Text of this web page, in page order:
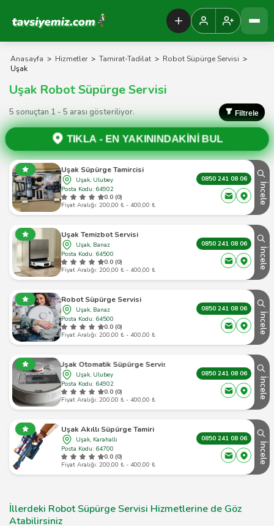
Tavsiyemiz Anasayfa
Anasayfa > Hizmetler > Tamirat-Tadilat > Robot Süpürge Servisi >
Uşak
Uşak Robot Süpürge Servisi
5 sonuçtan 1 - 5 arası gösteriliyor. Filtrele
TIKLA - EN YAKININDAKİNİ BUL
Uşak Süpürge Tamircisi
Uşak, Ulubey
Posta Kodu: 64902
0.0 (0)
Fiyat Aralığı: 200,00 ₺ - 400,00 ₺
0850 241 08 06
İncele
Uşak Temizbot Servisi
Uşak, Banaz
Posta Kodu: 64500
0.0 (0)
Fiyat Aralığı: 200,00 ₺ - 400,00 ₺
0850 241 08 06
İncele
Robot Süpürge Servisi
Uşak, Banaz
Posta Kodu: 64500
0.0 (0)
Fiyat Aralığı: 200,00 ₺ - 400,00 ₺
0850 241 08 06
İncele
Uşak Otomatik Süpürge Servisi
Uşak, Ulubey
Posta Kodu: 64902
0.0 (0)
Fiyat Aralığı: 200,00 ₺ - 400,00 ₺
0850 241 08 06
İncele
Uşak Akıllı Süpürge Tamiri
Uşak, Karahallı
Posta Kodu: 64700
0.0 (0)
Fiyat Aralığı: 200,00 ₺ - 400,00 ₺
0850 241 08 06
İncele
İllerdeki Robot Süpürge Servisi Hizmetlerine de Göz
Atabilirsiniz